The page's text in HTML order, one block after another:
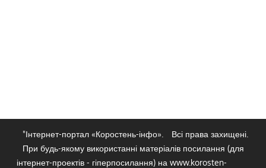
"Інтернет-портал «Коростень-інфо».
Всі права захищені.
При будь-якому використанні матеріалів посилання (для
інтернет-проектів - гіперпосилання) на www.korosten-